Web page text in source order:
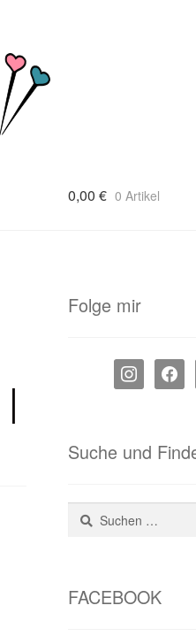
0,00 € 0 Artikel
Folge mir
instagram
Suche und
Suchen
nach:
FACEBOOK